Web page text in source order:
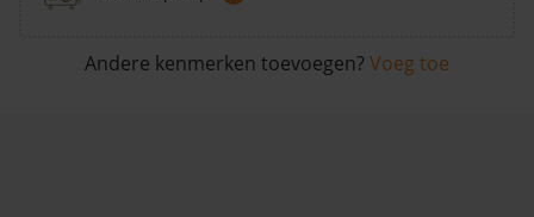
Andere kenmerken toevoegen? Voeg toe